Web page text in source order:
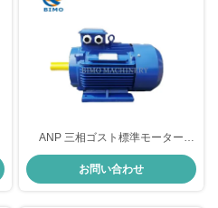
ANP 三相ゴスト標準モーター
11kw 15kw 18.5kw ロシア・ウク
ライナ用電機
お問い合わせ